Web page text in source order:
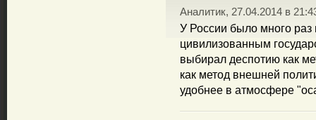
Аналитик, 27.04.2014 в
У России было много
цивилизованным
выбирал деспотию как
как метод внешней
удобнее в атмосфере